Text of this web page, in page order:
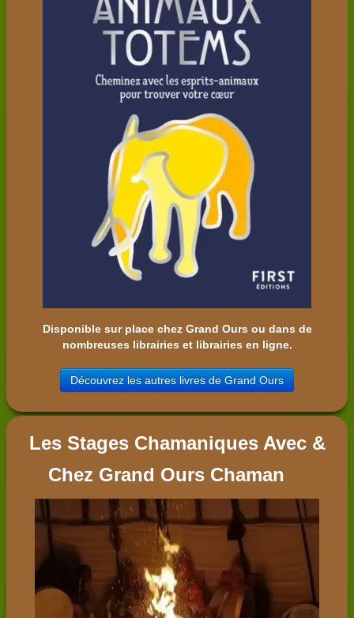
Disponible sur place chez Grand Ours ou dans de
nombreuses librairies et librairies en ligne.
Découvrez les autres livres de Grand Ours
Les Stages Chamaniques Avec &
Chez Grand Ours Chaman